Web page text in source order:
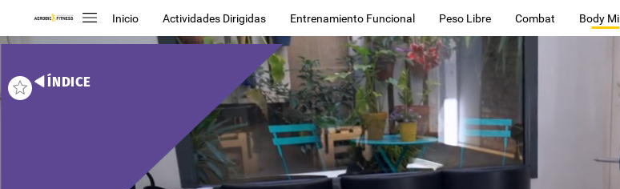
Inicio Actividades Dirigidas Entrenamiento Funcional Peso Libre Combat Body
ÍNDICE